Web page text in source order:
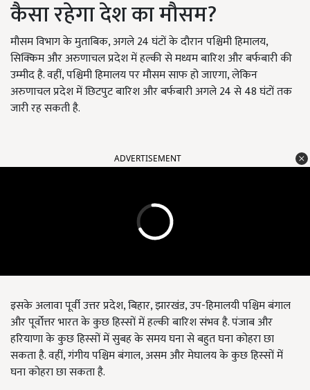
कैसा रहेगा देश का मौसम?
मौसम विभाग के मुताबिक, अगले 24 घंटों के दौरान पश्चिमी हिमालय,
सिक्किम और अरुणाचल प्रदेश में हल्की से मध्यम बारिश और बर्फबारी की
उम्मीद है. वहीं, पश्चिमी हिमालय पर मौसम साफ हो जाएगा, लेकिन
अरुणाचल प्रदेश में छिटपुट बारिश और बर्फबारी अगले 24 से 48 घंटों तक
जारी रह सकती है.
ADVERTISEMENT
इसके अलावा पूर्वी उत्तर प्रदेश, बिहार, झारखंड, उप-हिमालयी पश्चिम बंगाल
और पूर्वोत्तर भारत के कुछ हिस्सों में हल्की बारिश संभव है. पंजाब और
हरियाणा के कुछ हिस्सों में सुबह के समय घना से बहुत घना कोहरा छा
सकता है. वहीं, गंगीय पश्चिम बंगाल, असम और मेघालय के कुछ हिस्सों में
घना कोहरा छा सकता है.